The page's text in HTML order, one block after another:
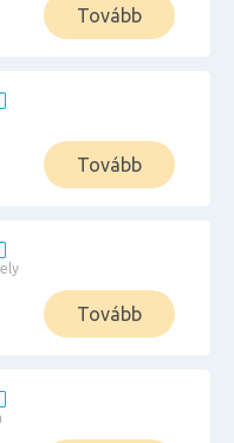
Tovább
Tovább
Tovább